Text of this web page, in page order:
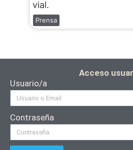
vial.
Prensa
Acceso
Usuario/a
Contraseña